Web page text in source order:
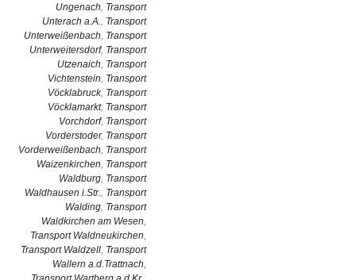
Ungenach, Transport
Unterach a.A., Transport
Unterweißenbach, Transport
Unterweitersdorf, Transport
Utzenaich, Transport
Vichtenstein, Transport
Vöcklabruck, Transport
Vöcklamarkt, Transport
Vorchdorf, Transport
Vorderstoder, Transport
Vorderweißenbach, Transport
Waizenkirchen, Transport
Waldburg, Transport
Waldhausen i.Str., Transport
Walding, Transport
Waldkirchen am Wesen,
Transport Waldneukirchen,
Transport Waldzell, Transport
Wallern a.d.Trattnach,